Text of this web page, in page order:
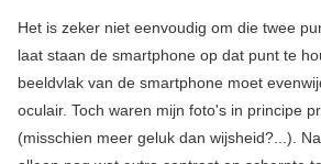
Het is zeker niet eenvoudig om die twee
laat staan de smartphone op dat punt te
beeldvlak van de smartphone moet
oculair. Toch waren mijn foto's in principe
(misschien meer geluk dan wijsheid?...).